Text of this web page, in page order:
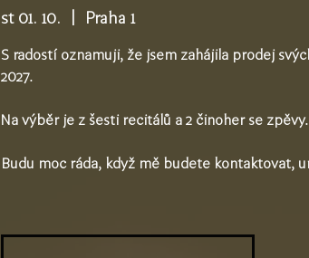
st 01. 10. Praha 1
S radostí oznamuji, že jsem zahájila prodej
2027.
Na výběr je z šesti recitálů a 2 činoher se zpěvy.
Budu moc ráda, když mě budete kontaktovat,